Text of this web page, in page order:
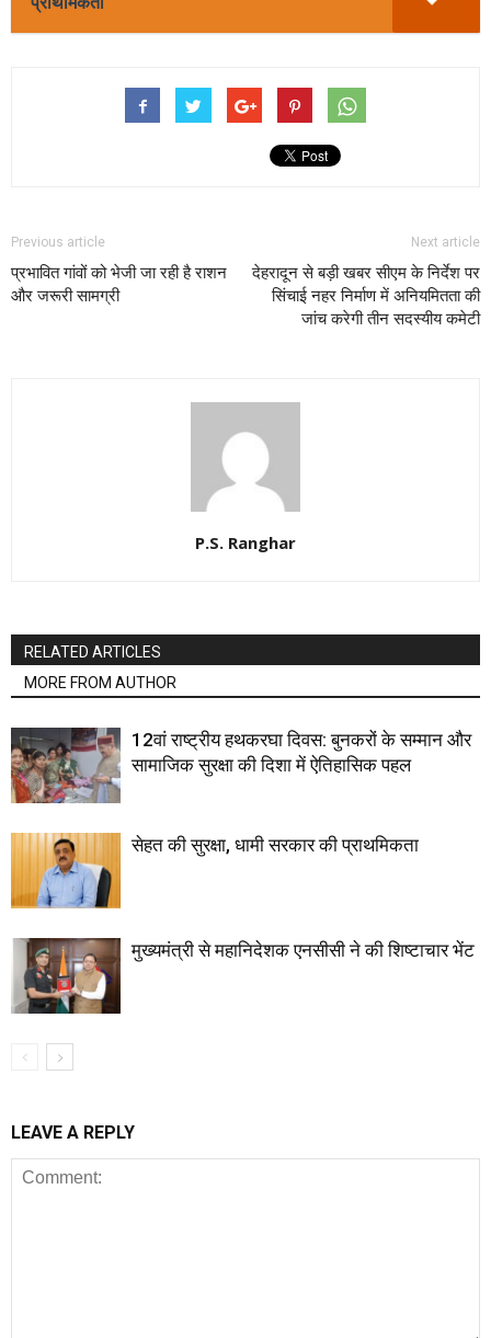
Previous article
प्रभावित गांवों को भेजी जा रही है राशन
और जरूरी सामग्री
Next article
देहरादून से बड़ी खबर सीएम के निर्देश पर
सिंचाई नहर निर्माण में अनियमितता की
जांच करेगी तीन सदस्यीय कमेटी
P.S. Ranghar
RELATED ARTICLES
MORE FROM AUTHOR
12वां राष्ट्रीय हथकरघा दिवस: बुनकरों के सम्मान और
सामाजिक सुरक्षा की दिशा में ऐतिहासिक पहल
सेहत की सुरक्षा, धामी सरकार की प्राथमिकता
मुख्यमंत्री से महानिदेशक एनसीसी ने की शिष्टाचार भेंट
LEAVE A REPLY